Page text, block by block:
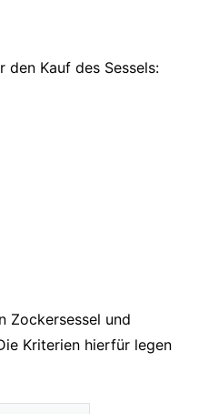
Kauf des Sessels:
Zockersessel und
Kriterien hierfür legen